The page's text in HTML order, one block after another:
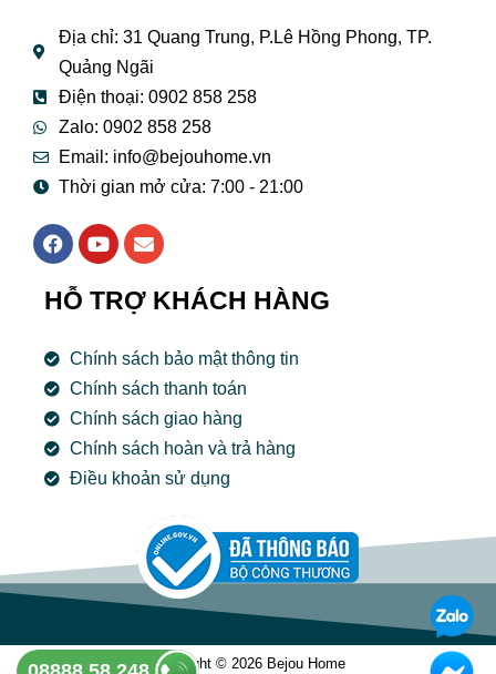
Địa chỉ: 31 Quang Trung, P.Lê Hồng Phong, TP.
Quảng Ngãi
Điện thoại: 0902 858 258
Zalo: 0902 858 258
Email: info@bejouhome.vn
Thời gian mở cửa: 7:00 - 21:00
F
a
e
b
o
k
Y
o
t
u
e
E
n
e
p
HỖ TRỢ KHÁCH HÀNG
Chính sách bảo mật thông tin
Chính sách thanh toán
Chính sách giao hàng
Chính sách hoàn và trả hàng
Điều khoản sử dụng
Copyright © 2026 Bejou Home